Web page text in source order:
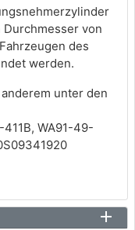
Durchmesser von
des
werden.
unter den
WA91-49-